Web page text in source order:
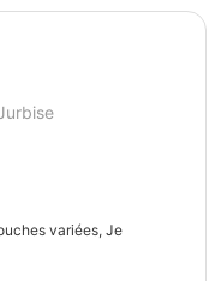
variées, Je